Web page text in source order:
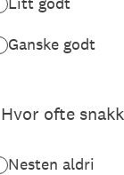
Ganske godt
Hvor ofte
Nesten aldri